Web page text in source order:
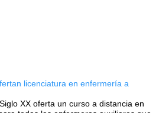
licenciatura en enfermería a
XX oferta un curso a distancia en